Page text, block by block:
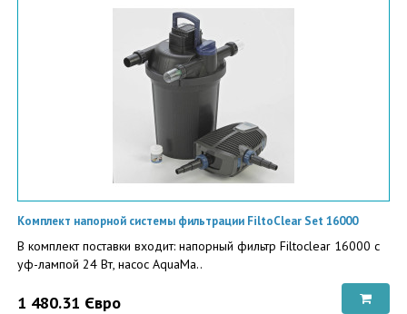
Комплект напорной системы фильтрации FiltoClear Set 16000
В комплект поставки входит: напорный фильтр Filtoclear 16000 c
уф-лампой 24 Вт, насос AquaMa..
1 480.31 Євро